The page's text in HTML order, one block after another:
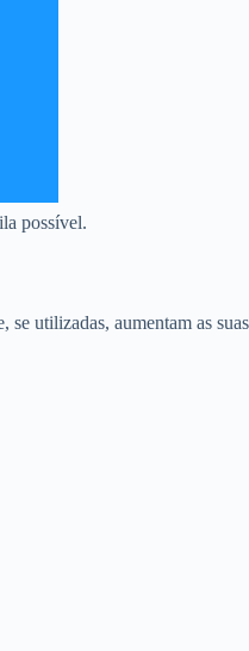
possível.
utilizadas, aumentam as suas